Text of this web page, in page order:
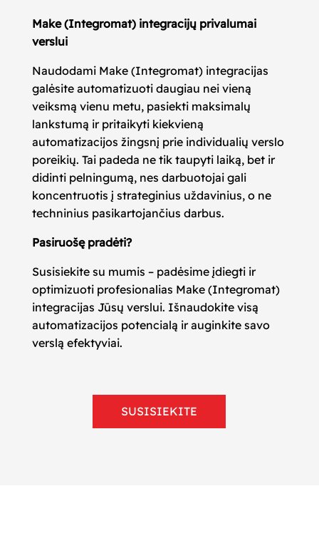
Make (Integromat) integracijų privalumai
verslui
Naudodami Make (Integromat) integracijas
galėsite automatizuoti daugiau nei vieną
veiksmą vienu metu, pasiekti maksimalų
lankstumą ir pritaikyti kiekvieną
automatizacijos žingsnį prie individualių verslo
poreikių. Tai padeda ne tik taupyti laiką, bet ir
didinti pelningumą, nes darbuotojai gali
koncentruotis į strateginius uždavinius, o ne
techninius pasikartojančius darbus.
Pasiruošę pradėti?
Susisiekite su mumis – padėsime įdiegti ir
optimizuoti profesionalias Make (Integromat)
integracijas Jūsų verslui. Išnaudokite visą
automatizacijos potencialą ir auginkite savo
verslą efektyviai.
SUSISIEKITE